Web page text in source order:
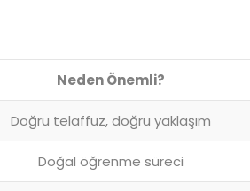
Neden Önemli?
Doğru telaffuz, doğru yaklaşım
Doğal öğrenme süreci